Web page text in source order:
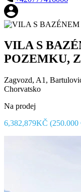
VILA S
POZEMKU,
Zagvozd, A1,
Chorvatsko
Na prodej
6,382,879KČ